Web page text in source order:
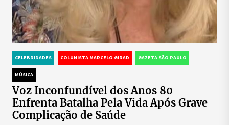
CELEBRIDADES COLUNISTA MARCELO GIRAD GAZETA SÃO PAULO
MÚSICA
Voz Inconfundível dos Anos 80
Enfrenta Batalha Pela Vida Após Grave
Complicação de Saúde